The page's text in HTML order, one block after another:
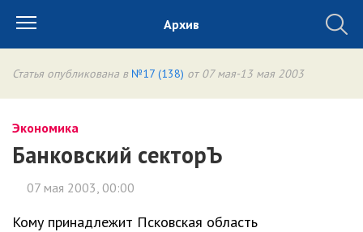
Архив
Статья опубликована в №17 (138) от 07 мая-13 мая 2003
Экономика
Банковский секторЪ
07 мая 2003, 00:00
Кому принадлежит Псковская область